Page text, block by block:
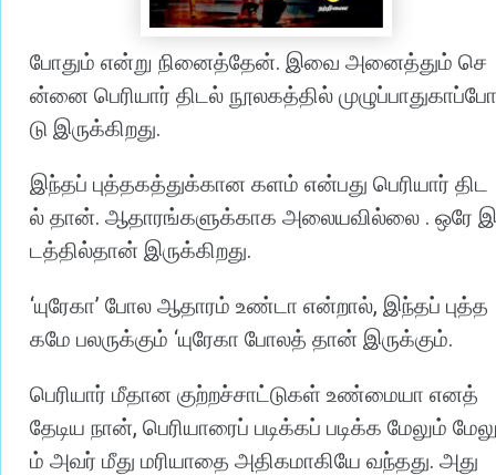
போதும் என்று நினைத்தேன். இவை அனைத்தும் செ
ன்னை பெரியார் திடல் நூலகத்தில் முழுப்பாதுகாப்போ
டு இருக்கிறது.
இந்தப் புத்தகத்துக்கான களம் என்பது பெரியார் திட
ல் தான். ஆதாரங்களுக்காக அலையவில்லை . ஒரே இ
டத்தில்தான் இருக்கிறது.
‘யுரேகா’ போல ஆதாரம் உண்டா என்றால், இந்தப் புத்த
கமே பலருக்கும் ‘யுரேகா போலத் தான் இருக்கும்.
பெரியார் மீதான குற்றச்சாட்டுகள் உண்மையா எனத்
தேடிய நான், பெரியாரைப் படிக்கப் படிக்க மேலும்
ம் அவர் மீது மரியாதை அதிகமாகியே வந்தது. அது